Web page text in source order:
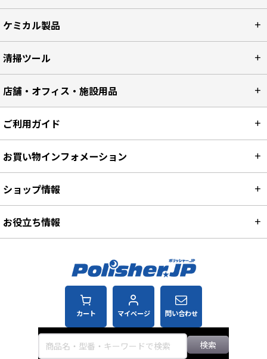
ケミカル製品
清掃ツール
店舗・オフィス・施設用品
カート マイページ 問い合わせ
検索
ご利用ガイド
お買い物インフォメーション
ショップ情報
お役立ち情報